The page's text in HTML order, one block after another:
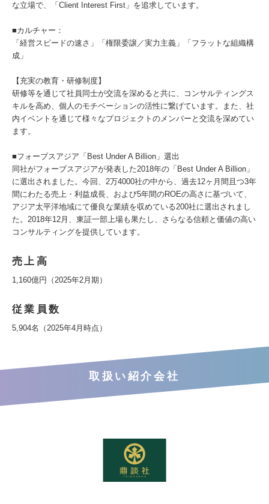
な立場で、「Client Interest First」を追求しています。
■カルチャー：
「経営スピードの速さ」「権限委譲／実力主義」「フラットな組織構
成」
【充実の教育・研修制度】
研修等を通じて社員同士が交流を深めると共に、コンサルティングス
キルを高め、個人のモチベーションの活性に繋げています。また、社
内イベントを通じて様々なプロジェクトのメンバーと交流を深めてい
ます。
■フォーブスアジア「Best Under A Billion」選出
同社がフォーブスアジアが発表した2018年の「Best Under A Billion」
に選出されました。今回、2万4000社の中から、過去12ヶ月間且つ3年
間にわたる売上・利益成長、および5年間のROEの高さに基づいて、
アジア太平洋地域にて優良な業績を収めている200社に選出されまし
た。2018年12月、東証一部上場も果たし、さらなる信頼と価値の高い
コンサルティングを提供しています。
売上高
1,160億円（2025年2月期）
従業員数
5,904名（2025年4月時点）
取扱い紹介会社